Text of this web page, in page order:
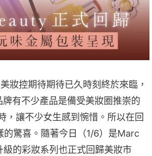
妝控期待期待已久時刻終於來臨，
有不少產品是備受美妝圈推崇的
，讓不少女生感到惋惜。所以在回
驚喜。隨著今日（1/6）是Marc
的彩妝系列也正式回歸美妝市